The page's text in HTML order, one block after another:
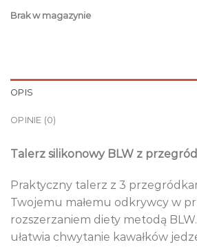
Brak w magazynie
OPIS
OPINIE (0)
Talerz silikonowy BLW z
Praktyczny talerz z 3
Twojemu małemu odkrywcy w
rozszerzaniem diety metodą
ułatwia chwytanie kawałków